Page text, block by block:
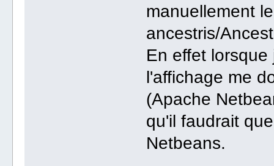
manuellement le
ancestris/
En effet
l'affichage me
(Apache
qu'il faudrait
Netbeans.